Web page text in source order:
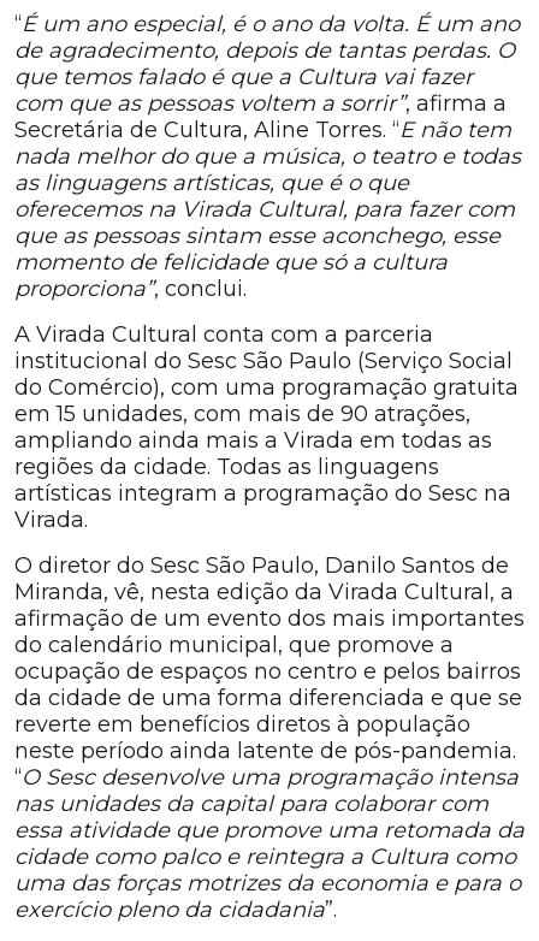
“É um ano especial, é o ano da volta. É um ano
de agradecimento, depois de tantas perdas. O
que temos falado é que a Cultura vai fazer
com que as pessoas voltem a sorrir”, afirma a
Secretária de Cultura, Aline Torres. “E não tem
nada melhor do que a música, o teatro e todas
as linguagens artísticas, que é o que
oferecemos na Virada Cultural, para fazer com
que as pessoas sintam esse aconchego, esse
momento de felicidade que só a cultura
proporciona”, conclui.
A Virada Cultural conta com a parceria
institucional do Sesc São Paulo (Serviço Social
do Comércio), com uma programação gratuita
em 15 unidades, com mais de 90 atrações,
ampliando ainda mais a Virada em todas as
regiões da cidade. Todas as linguagens
artísticas integram a programação do Sesc na
Virada.
O diretor do Sesc São Paulo, Danilo Santos de
Miranda, vê, nesta edição da Virada Cultural, a
afirmação de um evento dos mais importantes
do calendário municipal, que promove a
ocupação de espaços no centro e pelos bairros
da cidade de uma forma diferenciada e que se
reverte em benefícios diretos à população
neste período ainda latente de pós-pandemia.
“O Sesc desenvolve uma programação intensa
nas unidades da capital para colaborar com
essa atividade que promove uma retomada da
cidade como palco e reintegra a Cultura como
uma das forças motrizes da economia e para o
exercício pleno da cidadania”.